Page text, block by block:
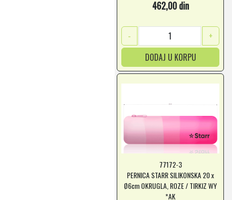
462,00 din
-
+
DODAJ U KORPU
77172-3
PERNICA STARR SILIKONSKA 20 x
Ø6cm OKRUGLA, ROZE / TIRKIZ WY
*AK